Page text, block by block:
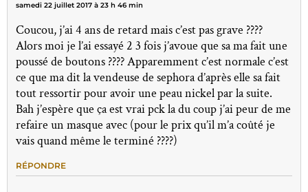
samedi 22 juillet 2017 à 23 h 46 min
Coucou, j’ai 4 ans de retard mais c’est pas grave ????
Alors moi je l’ai essayé 2 3 fois j’avoue que sa ma fait une
poussé de boutons ???? Apparemment c’est normale c’est
ce que ma dit la vendeuse de sephora d’après elle sa fait
tout ressortir pour avoir une peau nickel par la suite.
Bah j’espère que ça est vrai pck la du coup j’ai peur de me
refaire un masque avec (pour le prix qu’il m’a coûté je
vais quand même le terminé ????)
RÉPONDRE